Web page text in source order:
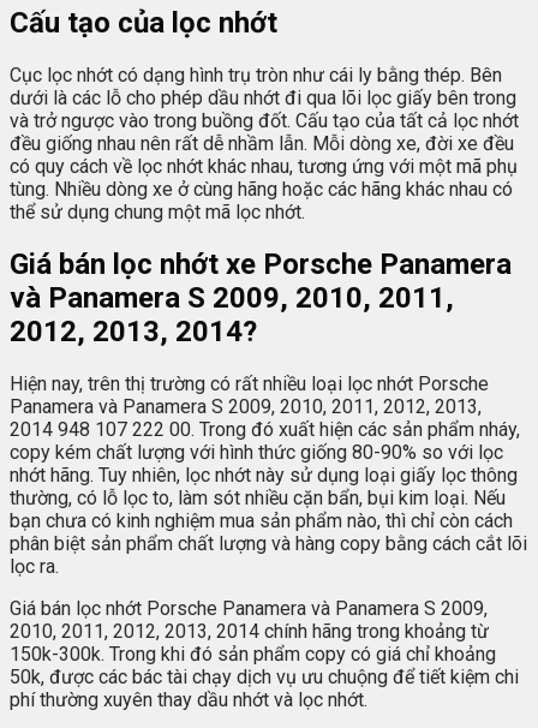
Cấu tạo của lọc nhớt
Cục lọc nhớt có dạng hình trụ tròn như cái ly bằng thép. Bên
dưới là các lỗ cho phép dầu nhớt đi qua lõi lọc giấy bên trong
và trở ngược vào trong buồng đốt. Cấu tạo của tất cả lọc nhớt
đều giống nhau nên rất dễ nhầm lẫn. Mỗi dòng xe, đời xe đều
có quy cách về lọc nhớt khác nhau, tương ứng với một mã phụ
tùng. Nhiều dòng xe ở cùng hãng hoặc các hãng khác nhau có
thể sử dụng chung một mã lọc nhớt.
Giá bán lọc nhớt xe Porsche Panamera
và Panamera S 2009, 2010, 2011,
2012, 2013, 2014?
Hiện nay, trên thị trường có rất nhiều loại lọc nhớt Porsche
Panamera và Panamera S 2009, 2010, 2011, 2012, 2013,
2014 948 107 222 00. Trong đó xuất hiện các sản phẩm nháy,
copy kém chất lượng với hình thức giống 80-90% so với lọc
nhớt hãng. Tuy nhiên, lọc nhớt này sử dụng loại giấy lọc thông
thường, có lỗ lọc to, làm sót nhiều cặn bẩn, bụi kim loại. Nếu
bạn chưa có kinh nghiệm mua sản phẩm nào, thì chỉ còn cách
phân biệt sản phẩm chất lượng và hàng copy bằng cách cắt lõi
lọc ra.
Giá bán lọc nhớt Porsche Panamera và Panamera S 2009,
2010, 2011, 2012, 2013, 2014 chính hãng trong khoảng từ
150k-300k. Trong khi đó sản phẩm copy có giá chỉ khoảng
50k, được các bác tài chạy dịch vụ ưu chuộng để tiết kiệm chi
phí thường xuyên thay dầu nhớt và lọc nhớt.